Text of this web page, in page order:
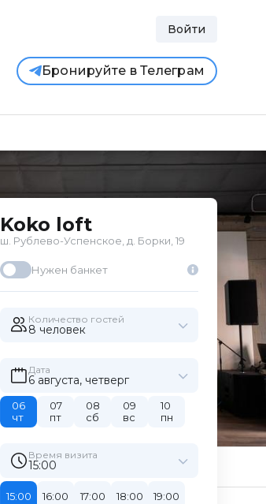
Войти
Бронируйте в Телеграм
Koko loft
ш. Рублево-Успенское, д. Борки, 19
Нужен банкет
Количество гостей
8 человек
Дата
6 августа, четверг
06
чт
07
пт
08
сб
09
вс
10
пн
Время визита
15:00
15:00 16:00 17:00 18:00 19:00